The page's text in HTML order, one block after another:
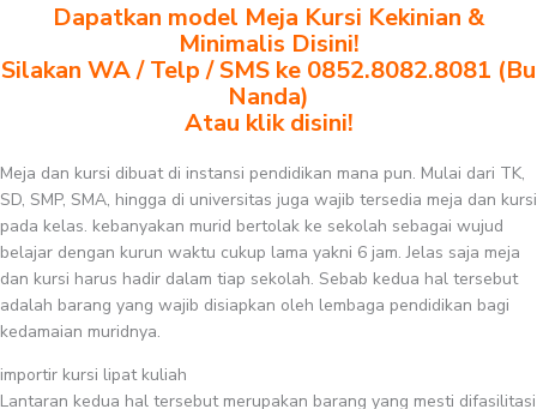
Dapatkan model Meja Kursi Kekinian &
Minimalis Disini!
Silakan WA / Telp / SMS ke 0852.8082.8081 (Bu
Nanda)
Atau klik disini!
Meja dan kursi dibuat di instansi pendidikan mana pun. Mulai dari TK,
SD, SMP, SMA, hingga di universitas juga wajib tersedia meja dan kursi
pada kelas. kebanyakan murid bertolak ke sekolah sebagai wujud
belajar dengan kurun waktu cukup lama yakni 6 jam. Jelas saja meja
dan kursi harus hadir dalam tiap sekolah. Sebab kedua hal tersebut
adalah barang yang wajib disiapkan oleh lembaga pendidikan bagi
kedamaian muridnya.
importir kursi lipat kuliah
Lantaran kedua hal tersebut merupakan barang yang mesti difasilitasi